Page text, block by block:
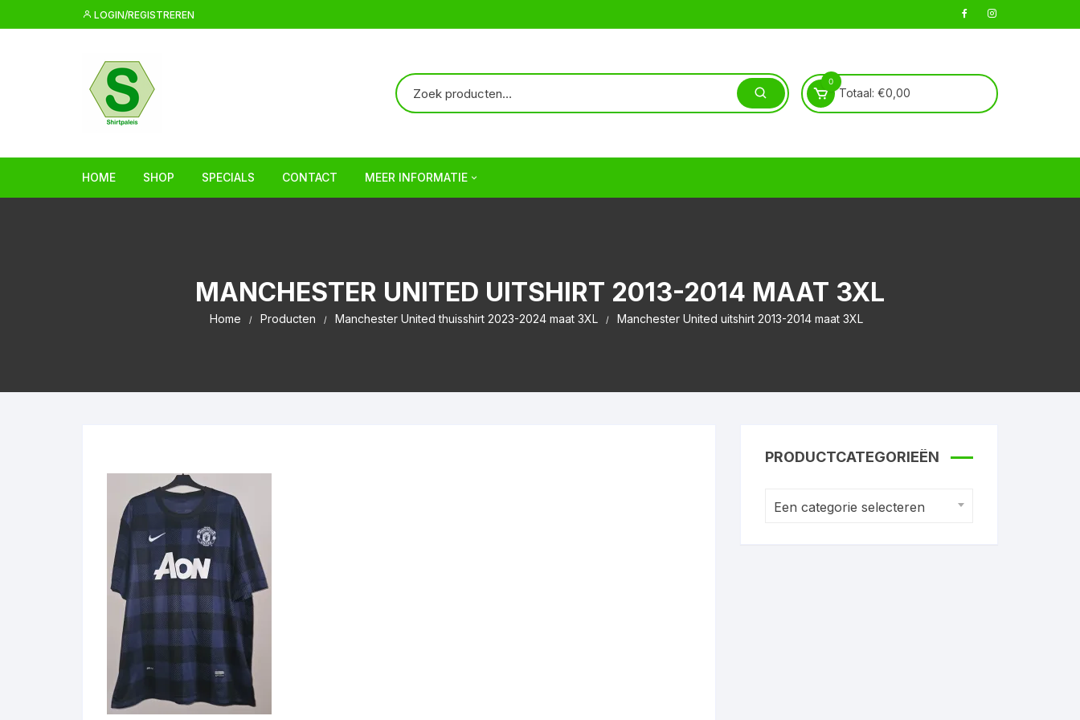
naar
LOGIN/REGISTREREN
0
Totaal: €0,00
HOME SHOP SPECIALS CONTACT MEER INFORMATIE
Veelgestelde vragen | FAQ
MANCHESTER UNITED UITSHIRT 2013-2014 MAAT 3XL
Home Producten Manchester United thuisshirt 2023-2024 maat 3XL Manchester United uitshirt 2013-2014 maat 3XL
PRODUCTCATEGORIEËN
Een categorie selecteren